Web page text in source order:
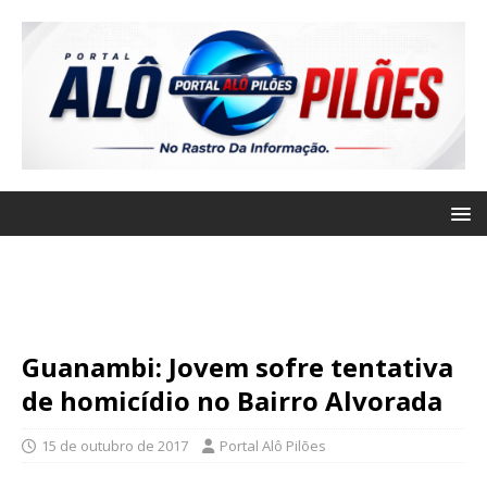
Guanambi: Jovem sofre tentativa
de homicídio no Bairro Alvorada
15 de outubro de 2017 Portal Alô Pilões